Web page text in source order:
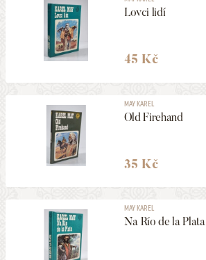
Lovci lidí
45 Kč
MAY KAREL
Old Firehand
35 Kč
MAY KAREL
Na Río de la Plata